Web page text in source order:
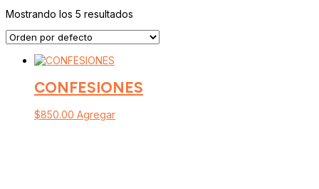
Mostrando los 5 resultados
CONFESIONES
$850.00 Agregar